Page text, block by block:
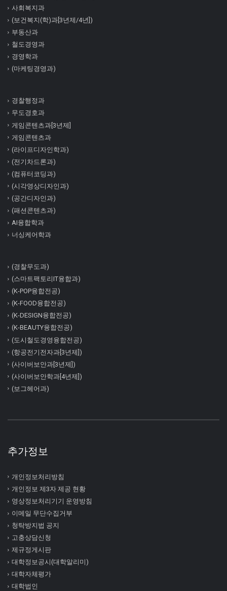
사회복지과
(보건복지(학)과[3년제/4년])
부동산과
철도경영과
경영학과
(마케팅경영과)
경찰행정과
무도경호과
게임콘텐츠과[3년제]
게임콘텐츠과
(라이프디자인학과)
(전기차드론과)
(컴퓨터코딩과)
(시각영상디자인과)
(공간디자인과)
(패션콘텐츠과)
AI융합학과
너싱케어학과
(경찰무도과)
(스마트팩토리IT융합과)
(K-POP융합전공)
(K-FOOD융합전공)
(K-DESIGN융합전공)
(K-BEAUTY융합전공)
(도시철도경영융합전공)
(항공전기전자과[3년제])
(사이버보안과[3년제])
(사이버보안학과[4년제])
(보그헤어과)
추가정보
개인정보처리방침
개인정보 제3자 제공 현황
영상정보처리기기 운영방침
이메일 무단수집거부
청탁방지법 공지
고충상담신청
제규정게시판
대학정보공시(대학알리미)
대학자체평가
대학법인